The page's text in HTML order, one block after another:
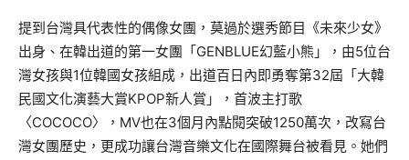
提到台灣具代表性的偶像女團，莫過於選秀節目《未來少女》
出身、在韓出道的第一女團「GENBLUE幻藍小熊」，由5位台
灣女孩與1位韓國女孩組成，出道百日內即勇奪第32屆「大韓
民國文化演藝大賞KPOP新人賞」，首波主打歌
〈COCOCO〉，MV也在3個月內點閱突破1250萬次，改寫台
灣女團歷史，更成功讓台灣音樂文化在國際舞台被看見。她們